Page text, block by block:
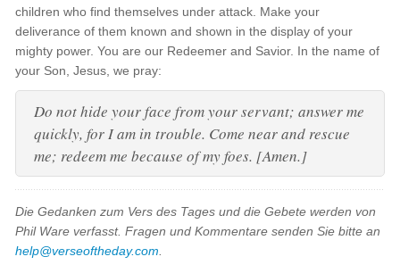
children who find themselves under attack. Make your
deliverance of them known and shown in the display of your
mighty power. You are our Redeemer and Savior. In the name of
your Son, Jesus, we pray:
Do not hide your face from your servant; answer me
quickly, for I am in trouble. Come near and rescue
me; redeem me because of my foes. [Amen.]
Die Gedanken zum Vers des Tages und die Gebete werden von
Phil Ware verfasst. Fragen und Kommentare senden Sie bitte an
help@verseoftheday.com